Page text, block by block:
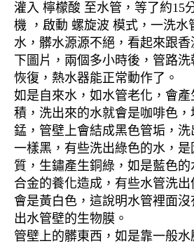
灌入 檸檬酸 至水管，等了約15
機 ，啟動 螺旋波 模式，一洗水
水，髒水源源不絕，看起來跟
下圖片，兩個多小時後，管路
恢復，熱水器能正常動作了。
如是自來水，如水管老化，會
積，洗出來的水就會是咖啡色
錳，管壁上會結成黑色管垢，
一樣黑，有些洗出綠色的水，
質，生鏽產生銅綠，如是藍色
合金的養化造成，有些水管洗
會是黃白色，這說明水管裡面
出水管壁的生物膜。
管壁上的髒東西，如是靠一般